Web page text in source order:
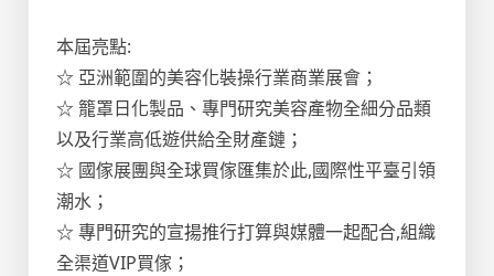
本屆亮點:
☆ 亞洲範圍的美容化裝操行業商業展會；
☆ 籠罩日化製品、專門研究美容產物全細分品類
以及行業高低遊供給全財產鏈；
☆ 國傢展團與全球買傢匯集於此,國際性平臺引領
潮水；
☆ 專門研究的宣揚推行打算與媒體一起配合,組織
全渠道VIP買傢；